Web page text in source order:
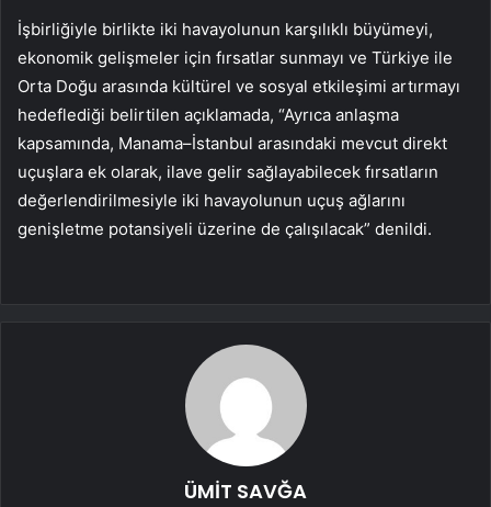
İşbirliğiyle birlikte iki havayolunun karşılıklı büyümeyi,
ekonomik gelişmeler için fırsatlar sunmayı ve Türkiye ile
Orta Doğu arasında kültürel ve sosyal etkileşimi artırmayı
hedeflediği belirtilen açıklamada, “Ayrıca anlaşma
kapsamında, Manama–İstanbul arasındaki mevcut direkt
uçuşlara ek olarak, ilave gelir sağlayabilecek fırsatların
değerlendirilmesiyle iki havayolunun uçuş ağlarını
genişletme potansiyeli üzerine de çalışılacak” denildi.
ÜMİT SAVĞA